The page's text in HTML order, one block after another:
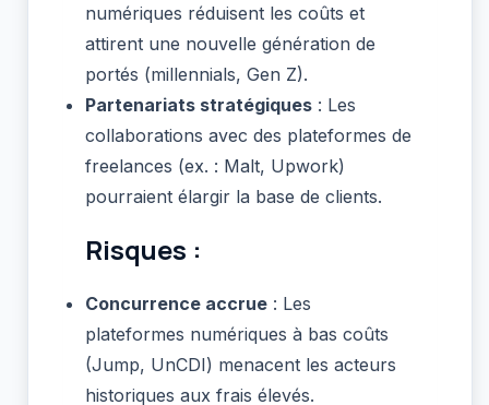
numériques réduisent les coûts et
attirent une nouvelle génération de
portés (millennials, Gen Z).
Partenariats stratégiques : Les
collaborations avec des plateformes de
freelances (ex. : Malt, Upwork)
pourraient élargir la base de clients.
Risques :
Concurrence accrue : Les
plateformes numériques à bas coûts
(Jump, UnCDI) menacent les acteurs
historiques aux frais élevés.